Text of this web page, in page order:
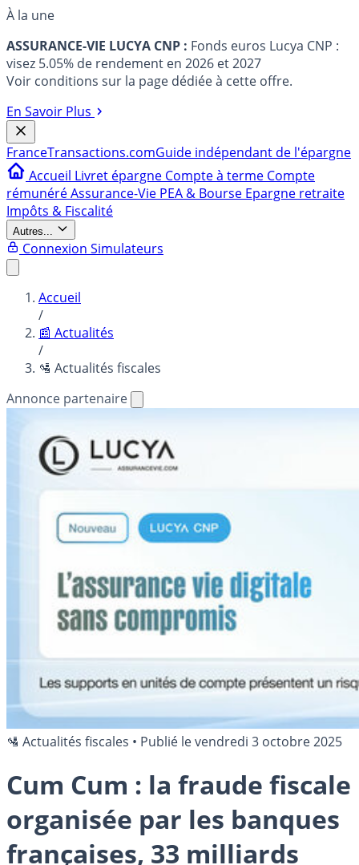
À la une
ASSURANCE-VIE LUCYA CNP : Fonds euros Lucya CNP :
visez 5.05% de rendement en 2026 et 2027
Voir conditions sur la page dédiée à cette offre.
En Savoir Plus
FranceTransactions.comGuide indépendant de l'épargne
Accueil Livret épargne Compte à terme Compte
rémunéréAssurance-Vie PEA & Bourse Epargne retraite
Impôts & Fiscalité
Autres...
Connexion Simulateurs
Accueil
/
📰 Actualités
/
🛂 Actualités fiscales
Annonce partenaire
🛂 Actualités fiscales • Publié levendredi 3 octobre 2025
Cum Cum : la fraude fiscale
organisée par les banques
françaises, 33 milliards